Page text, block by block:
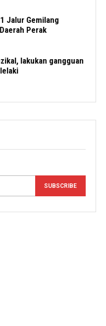
Jalur Gemilang
Perak
lakukan gangguan
SUBSCRIBE